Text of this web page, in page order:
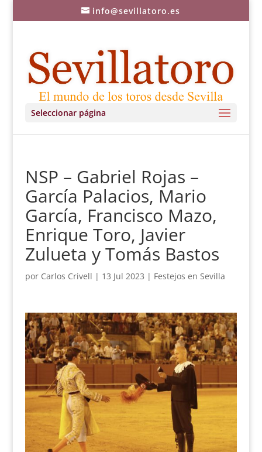
info@sevillatoro.es
Seleccionar página
NSP – Gabriel Rojas –
García Palacios, Mario
García, Francisco Mazo,
Enrique Toro, Javier
Zulueta y Tomás Bastos
por Carlos Crivell | 13 Jul 2023 | Festejos en Sevilla